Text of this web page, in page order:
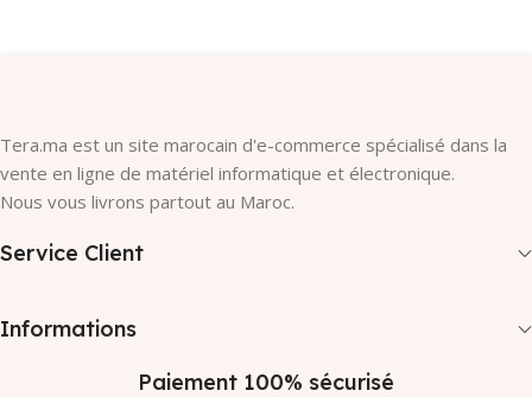
Tera.ma est un site marocain d'e-commerce spécialisé dans la
vente en ligne de matériel informatique et électronique.
Nous vous livrons partout au Maroc.
Service Client
Informations
Paiement 100% sécurisé